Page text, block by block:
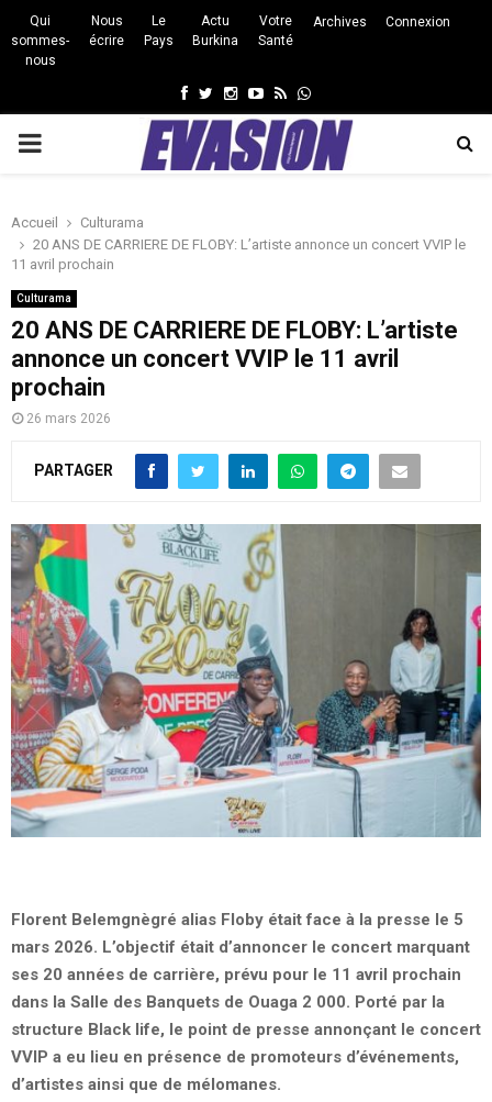
Qui
sommes-
nous
Nous
écrire
Le
Pays
Actu
Burkina
Votre
Santé
Archives Connexion
Facebook
Twitter
Instagram
Youtube
RssWhatsapp
PRIMARY
Accueil
Culturama
20 ANS DE CARRIERE DE FLOBY: L’artiste annonce un concert VVIP le
11 avril prochain
Culturama
20 ANS DE CARRIERE DE FLOBY: L’artiste
annonce un concert VVIP le 11 avril
prochain
26 mars 2026
PARTAGER
Florent Belemgnègré alias Floby était face à la presse le 5
mars 2026. L’objectif était d’annoncer le concert marquant
ses 20 années de carrière, prévu pour le 11 avril prochain
dans la Salle des Banquets de Ouaga 2 000. Porté par la
structure Black life, le point de presse annonçant le concert
VVIP a eu lieu en présence de promoteurs d’événements,
d’artistes ainsi que de mélomanes.